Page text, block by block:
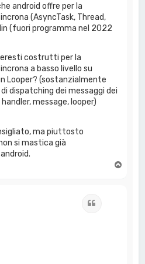
android offre per la
(AsyncTask, Thread,
(fuori programma nel 2022
costrutti per la
a basso livello su
Looper? (sostanzialmente
dispatching dei messaggi dei
message, looper)
ma piuttosto
si mastica già